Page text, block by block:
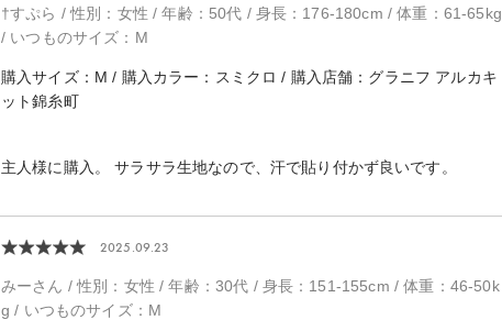
†すぷら / 性別：女性 / 年齢：50代 / 身長：176-180cm / 体重：61-65kg
/ いつものサイズ：M
購入サイズ：M / 購入カラー：スミクロ / 購入店舗：グラニフ アルカキ
ット錦糸町
主人様に購入。 サラサラ生地なので、汗で貼り付かず良いです。
2025.09.23
みーさん / 性別：女性 / 年齢：30代 / 身長：151-155cm / 体重：46-50k
g / いつものサイズ：M